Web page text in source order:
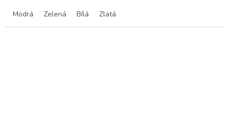
Modrá Zelená Bílá Zlatá